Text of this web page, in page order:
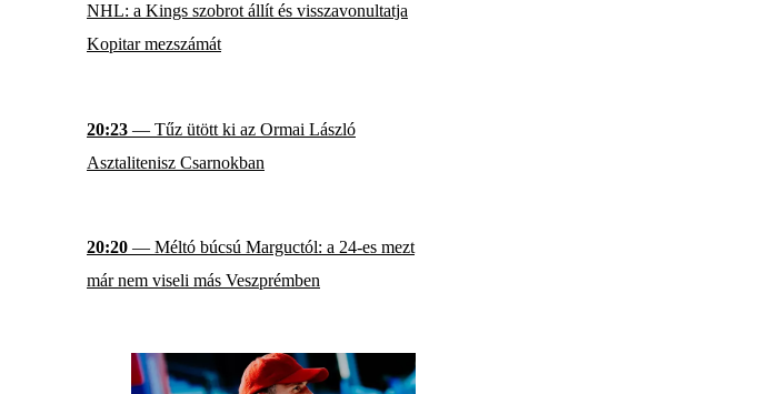
NHL: a Kings szobrot állít és visszavonultatja
Kopitar mezszámát
20:23 — Tűz ütött ki az Ormai László
Asztalitenisz Csarnokban
20:20 — Méltó búcsú Marguctól: a 24-es mezt
már nem viseli más Veszprémben